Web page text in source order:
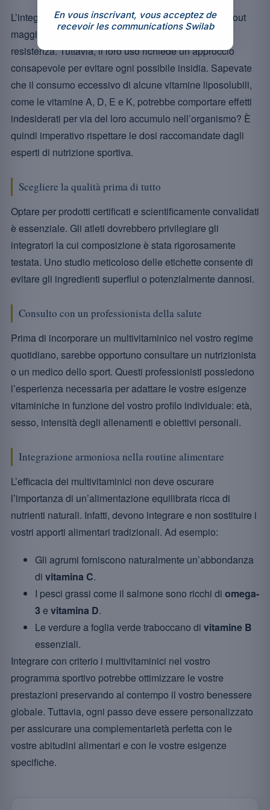
L’integrazione dei multivitaminici può costituire un atout
maggiore nella ricerca della prestazione e della
resistenza. Tuttavia, il loro uso richiede un approccio
consapevole per evitare ogni possibile insidia. Sapevate
che il consumo eccessivo di alcune vitamine liposolubili,
come le vitamine A, D, E e K, potrebbe comportare effetti
indesiderati per via del loro accumulo nell’organismo? È
quindi imperativo rispettare le dosi raccomandate dagli
esperti di nutrizione sportiva.
Scegliere la qualità prima di tutto
Optare per prodotti certificati e scientificamente convalidati
è essenziale. Gli atleti dovrebbero privilegiare gli
integratori la cui composizione è stata rigorosamente
testata. Uno studio meticoloso delle etichette consente di
evitare gli ingredienti superflui o potenzialmente dannosi.
Consulto con un professionista della salute
Prima di incorporare un multivitaminico nel vostro regime
quotidiano, sarebbe opportuno consultare un nutrizionista
o un medico dello sport. Questi professionisti possiedono
l’esperienza necessaria per adattare le vostre esigenze
vitaminiche in funzione del vostro profilo individuale: età,
sesso, intensità degli allenamenti e obiettivi personali.
Integrazione armoniosa nella routine alimentare
L’efficacia dei multivitaminici non deve oscurare
l’importanza di un’alimentazione equilibrata ricca di
nutrienti naturali. Infatti, devono integrare e non sostituire i
vostri apporti alimentari tradizionali. Ad esempio:
Gli agrumi forniscono naturalmente un’abbondanza
di vitamina C.
I pesci grassi come il salmone sono ricchi di omega-
3 e vitamina D.
Le verdure a foglia verde traboccano di vitamine B
essenziali.
Integrare con criterio i multivitaminici nel vostro
programma sportivo potrebbe ottimizzare le vostre
prestazioni preservando al contempo il vostro benessere
globale. Tuttavia, ogni passo deve essere personalizzato
per assicurare una complementarietà perfetta con le
vostre abitudini alimentari e con le vostre esigenze
specifiche.
En vous inscrivant, vous acceptez de
recevoir les communications Swilab